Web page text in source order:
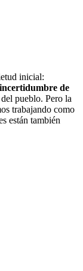
inicial:
incertidumbre de
pueblo. Pero la
trabajando como
están también